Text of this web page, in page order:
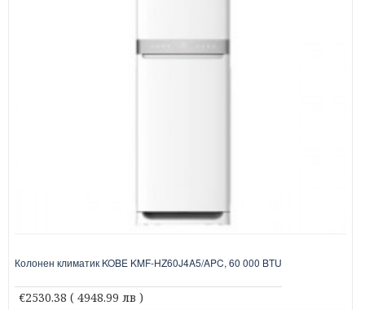
Колонен климатик KOBE KMF-HZ60J4A5/APC, 60 000 BTU
€2530.38 ( 4948.99 лв )